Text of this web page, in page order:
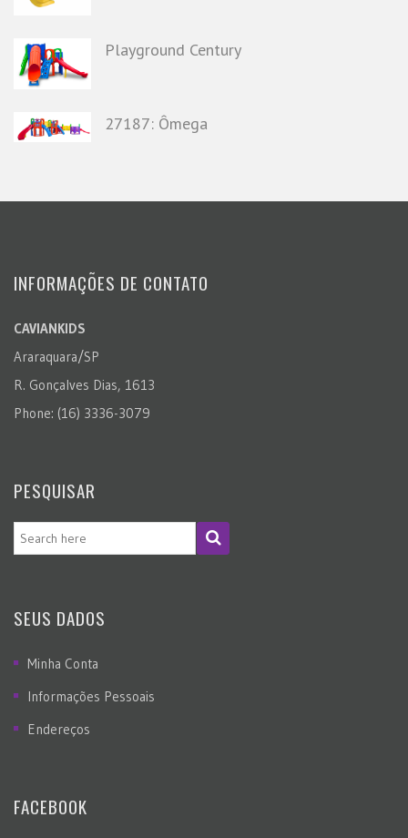
Playground Century
27187: Ômega
INFORMAÇÕES DE CONTATO
CAVIANKIDS
Araraquara/SP
R. Gonçalves Dias, 1613
Phone: (16) 3336-3079
PESQUISAR
SEUS DADOS
Minha Conta
Informações Pessoais
Endereços
FACEBOOK